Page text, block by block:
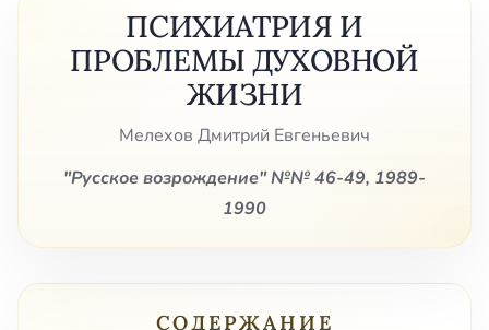
ПСИХИАТРИЯ И
ПРОБЛЕМЫ ДУХОВНОЙ
ЖИЗНИ
Мелехов Дмитрий Евгеньевич
"Русское возрождение" №№ 46-49, 1989-
1990
СОДЕРЖАНИЕ